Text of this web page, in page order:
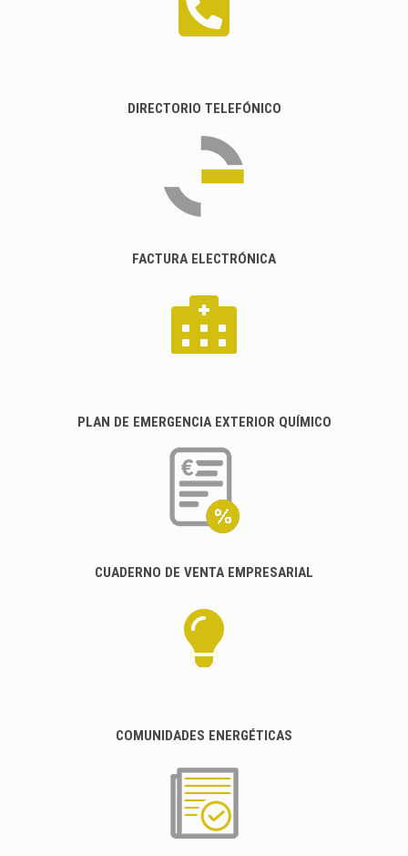
DIRECTORIO TELEFÓNICO
FACTURA ELECTRÓNICA
PLAN DE EMERGENCIA EXTERIOR QUÍMICO
CUADERNO DE VENTA EMPRESARIAL
COMUNIDADES ENERGÉTICAS